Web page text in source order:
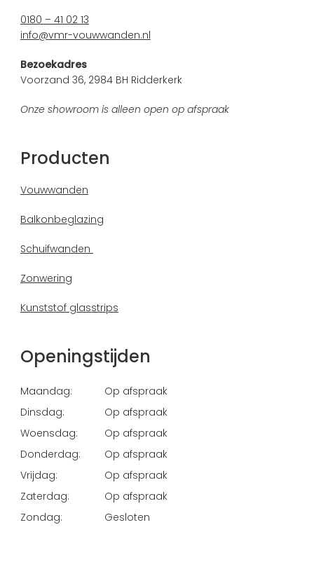
0180 – 41 02 13
info@vmr-vouwwanden.nl
Bezoekadres
Voorzand 36, 2984 BH Ridderkerk
Onze showroom is alleen open op afspraak
Producten
Vouwwanden
Balkonbeglazing
Schuifwanden
Zonwering
Kunststof glasstrips
Openingstijden
Maandag:
Op afspraak
Dinsdag:
Op afspraak
Woensdag:
Op afspraak
Donderdag:
Op afspraak
Vrijdag:
Op afspraak
Zaterdag:
Op afspraak
Zondag:
Gesloten